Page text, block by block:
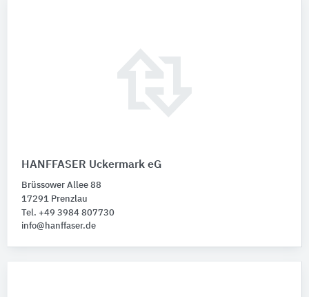
HANFFASER Uckermark eG
Brüssower Allee 88
17291 Prenzlau
Tel. +49 3984 807730
info@hanffaser.de